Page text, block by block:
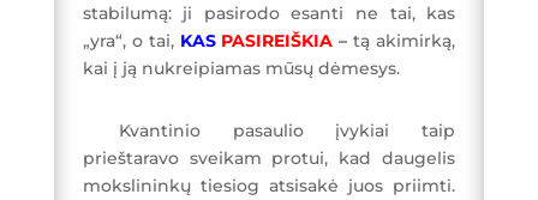
stabilumą: ji pasirodo esanti ne tai, kas
„yra“, o tai, KAS PASIREIŠKIA – tą akimirką,
kai į ją nukreipiamas mūsų dėmesys.
Kvantinio pasaulio įvykiai taip
prieštaravo sveikam protui, kad daugelis
mokslininkų tiesiog atsisakė juos priimti.